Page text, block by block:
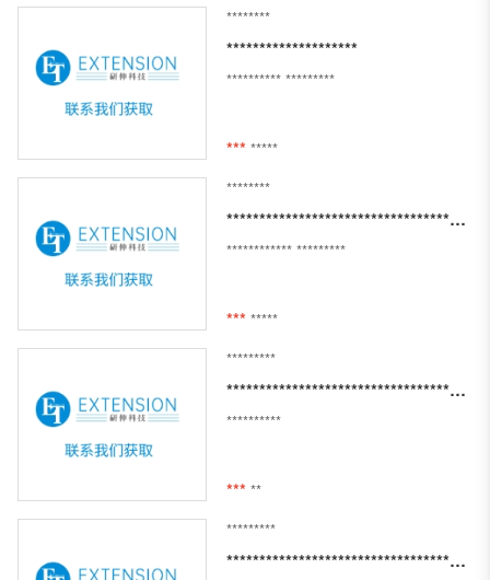
********
********************
********** *********
*** *****
********
******************************************
************ *********
*** *****
*********
*********************************************************************
**********
*** **
*********
*******************************************************************************